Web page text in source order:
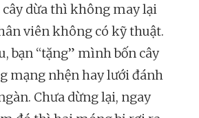
dừa thì không may lại
viên không có kỹ thuật.
bạn “tặng” mình bốn cây
mạng nhện hay lưới đánh
Chưa dừng lại, ngay